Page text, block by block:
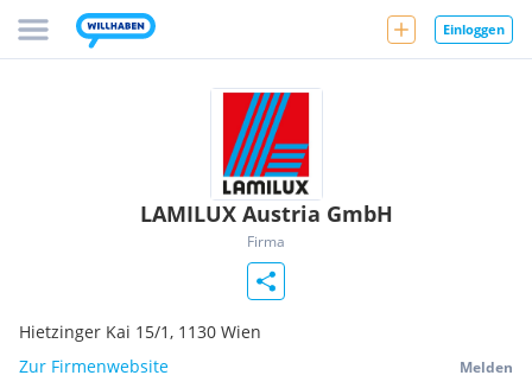
Einloggen
LAMILUX Austria GmbH
Firma
Hietzinger Kai 15/1, 1130 Wien
Zur Firmenwebsite
Melden